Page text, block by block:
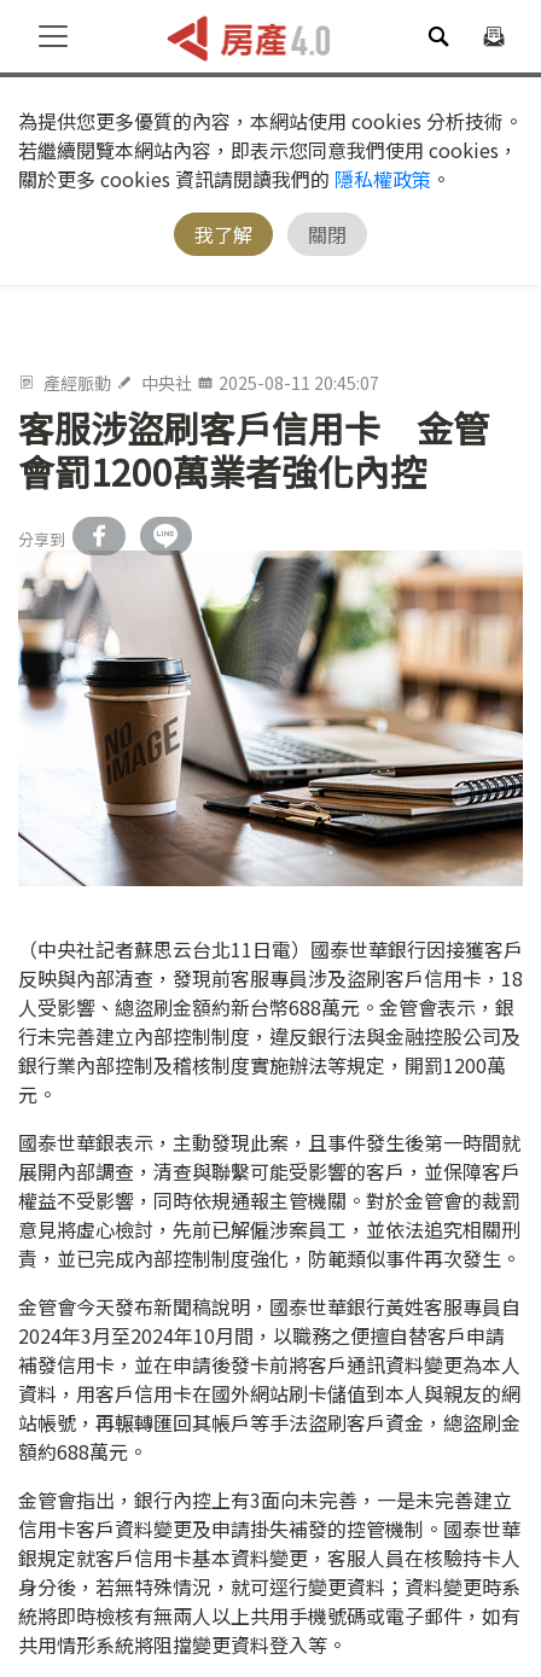
為提供您更多優質的內容，本網站使用 cookies 分析技術。
若繼續閱覽本網站內容，即表示您同意我們使用 cookies，
關於更多 cookies 資訊請閱讀我們的 隱私權政策 。
我了解
關閉
產經脈動 中央社 2025-08-11 20:45:07
客服涉盜刷客戶信用卡 金管
會罰1200萬業者強化內控
分享到
（中央社記者蘇思云台北11日電）國泰世華銀行因接獲客戶
反映與內部清查，發現前客服專員涉及盜刷客戶信用卡，18
人受影響、總盜刷金額約新台幣688萬元。金管會表示，銀
行未完善建立內部控制制度，違反銀行法與金融控股公司及
銀行業內部控制及稽核制度實施辦法等規定，開罰1200萬
元。
國泰世華銀表示，主動發現此案，且事件發生後第一時間就
展開內部調查，清查與聯繫可能受影響的客戶，並保障客戶
權益不受影響，同時依規通報主管機關。對於金管會的裁罰
意見將虛心檢討，先前已解僱涉案員工，並依法追究相關刑
責，並已完成內部控制制度強化，防範類似事件再次發生。
金管會今天發布新聞稿說明，國泰世華銀行黃姓客服專員自
2024年3月至2024年10月間，以職務之便擅自替客戶申請
補發信用卡，並在申請後發卡前將客戶通訊資料變更為本人
資料，用客戶信用卡在國外網站刷卡儲值到本人與親友的網
站帳號，再輾轉匯回其帳戶等手法盜刷客戶資金，總盜刷金
額約688萬元。
金管會指出，銀行內控上有3面向未完善，一是未完善建立
信用卡客戶資料變更及申請掛失補發的控管機制。國泰世華
銀規定就客戶信用卡基本資料變更，客服人員在核驗持卡人
身分後，若無特殊情況，就可逕行變更資料；資料變更時系
統將即時檢核有無兩人以上共用手機號碼或電子郵件，如有
共用情形系統將阻擋變更資料登入等。